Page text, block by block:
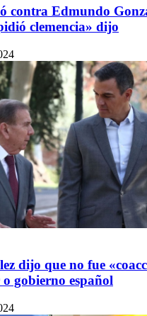
contra Edmundo
clemencia» dijo
dijo que no fue
gobierno español